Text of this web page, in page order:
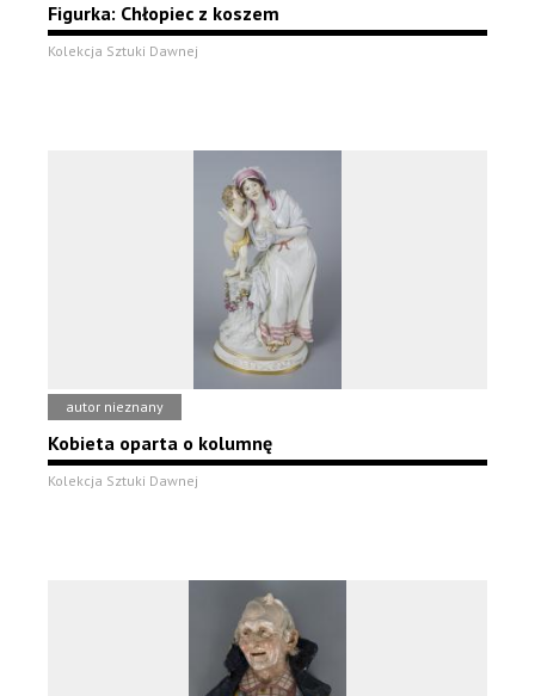
Figurka: Chłopiec z koszem
Kolekcja Sztuki Dawnej
autor nieznany
Kobieta oparta o kolumnę
Kolekcja Sztuki Dawnej